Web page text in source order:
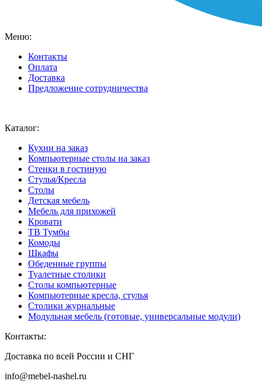
Меню:
Контакты
Оплата
Доставка
Предложение сотрудничества
Каталог:
Кухни на заказ
Компьютерные столы на заказ
Стенки в гостиную
Стулья/Кресла
Столы
Детская мебель
Мебель для прихожей
Кровати
ТВ Тумбы
Комоды
Шкафы
Обеденные группы
Туалетные столики
Столы компьютерные
Компьютерные кресла, стулья
Столики журнальные
Модульная мебель (готовые, универсальные модули)
Контакты:
Доставка по всей России и СНГ
info@mebel-nashel.ru